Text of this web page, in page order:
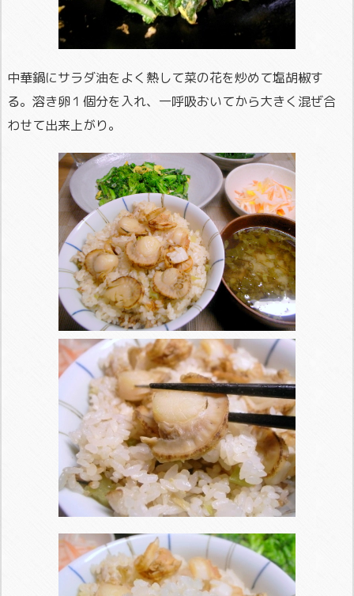
中華鍋にサラダ油をよく熱して菜の花を炒めて塩胡椒す
る。溶き卵１個分を入れ、一呼吸おいてから大きく混ぜ合
わせて出来上がり。